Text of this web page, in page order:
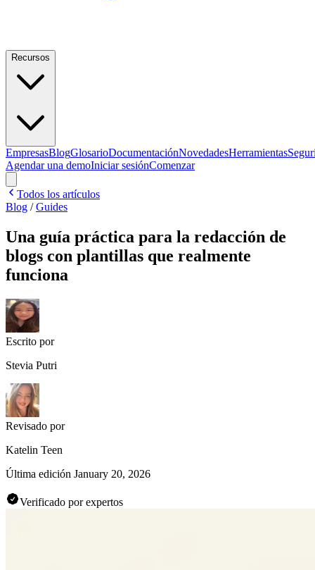
Recursos
EmpresasBlogGlosarioDocumentaciónNovedadesHerramientas
Agendar una demoIniciar sesiónComenzar
Todos los artículos
Blog /Guides
Una guía práctica para la redacción de
blogs con plantillas que realmente
funciona
Escrito por
Stevia Putri
Revisado por
Katelin Teen
Última edición January 20, 2026
Verificado por expertos